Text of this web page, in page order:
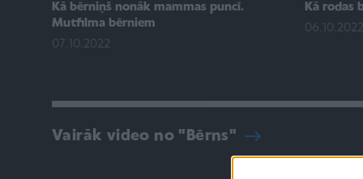
Kā bērniņš nonāk mammas puncī.
Mutfilma bērniem
07.10.2022
Kā rodas
06.10.2022
Vairāk video no "Bērns"